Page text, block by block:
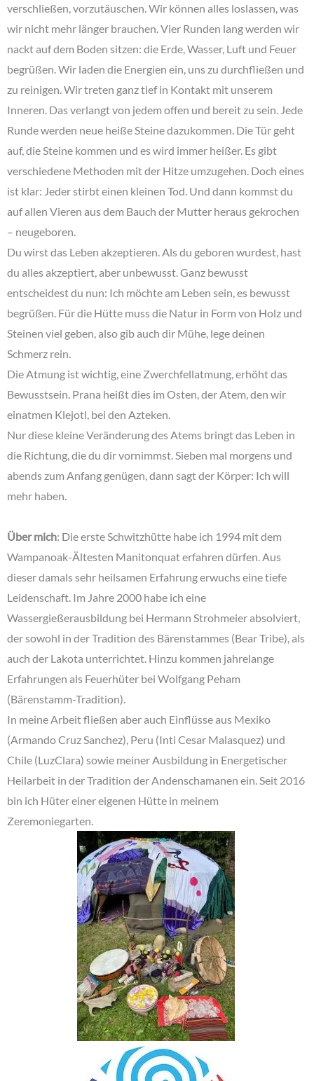
verschließen, vorzutäuschen. Wir können alles loslassen, was
wir nicht mehr länger brauchen. Vier Runden lang werden wir
nackt auf dem Boden sitzen: die Erde, Wasser, Luft und Feuer
begrüßen. Wir laden die Energien ein, uns zu durchfließen und
zu reinigen. Wir treten ganz tief in Kontakt mit unserem
Inneren. Das verlangt von jedem offen und bereit zu sein. Jede
Runde werden neue heiße Steine dazukommen. Die Tür geht
auf, die Steine kommen und es wird immer heißer. Es gibt
verschiedene Methoden mit der Hitze umzugehen. Doch eines
ist klar: Jeder stirbt einen kleinen Tod. Und dann kommst du
auf allen Vieren aus dem Bauch der Mutter heraus gekrochen
– neugeboren.
Du wirst das Leben akzeptieren. Als du geboren wurdest, hast
du alles akzeptiert, aber unbewusst. Ganz bewusst
entscheidest du nun: Ich möchte am Leben sein, es bewusst
begrüßen. Für die Hütte muss die Natur in Form von Holz und
Steinen viel geben, also gib auch dir Mühe, lege deinen
Schmerz rein.
Die Atmung ist wichtig, eine Zwerchfellatmung, erhöht das
Bewusstsein. Prana heißt dies im Osten, der Atem, den wir
einatmen Klejotl, bei den Azteken.
Nur diese kleine Veränderung des Atems bringt das Leben in
die Richtung, die du dir vornimmst. Sieben mal morgens und
abends zum Anfang genügen, dann sagt der Körper: Ich will
mehr haben.
Über mich: Die erste Schwitzhütte habe ich 1994 mit dem
Wampanoak-Ältesten Manitonquat erfahren dürfen. Aus
dieser damals sehr heilsamen Erfahrung erwuchs eine tiefe
Leidenschaft. Im Jahre 2000 habe ich eine
Wassergießerausbildung bei Hermann Strohmeier absolviert,
der sowohl in der Tradition des Bärenstammes (Bear Tribe), als
auch der Lakota unterrichtet. Hinzu kommen jahrelange
Erfahrungen als Feuerhüter bei Wolfgang Peham
(Bärenstamm-Tradition).
In meine Arbeit fließen aber auch Einflüsse aus Mexiko
(Armando Cruz Sanchez), Peru (Inti Cesar Malasquez) und
Chile (LuzClara) sowie meiner Ausbildung in Energetischer
Heilarbeit in der Tradition der Andenschamanen ein. Seit 2016
bin ich Hüter einer eigenen Hütte in meinem
Zeremoniegarten.